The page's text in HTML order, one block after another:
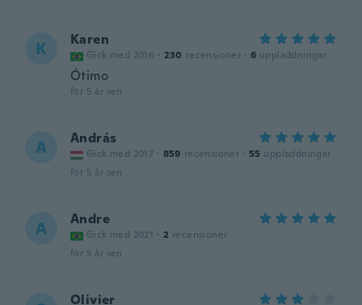
K Karen
Gick med 2016 · 230 recensioner · 6 uppladdningar
Ótimo
för 5 år sen
A András
Gick med 2017 · 859 recensioner · 55 uppladdningar
för 5 år sen
A Andre
Gick med 2021 · 2 recensioner
för 5 år sen
Olivier